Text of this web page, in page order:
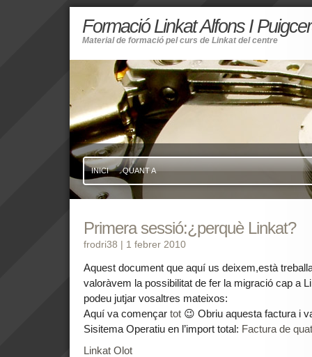
Formació Linkat Alfons I
Material de formació pel curs de Linkat del centre
INICI QUANT A
Primera sessió:¿perquè Linkat?
frodri38 | 1 febrer 2010
Aquest document que aquí us deixem,està
valoràvem la possibilitat de fer la migració cap a
podeu jutjar vosaltres mateixos:
Aquí va començar tot 😉 Obriu aquesta factura i
Sisitema Operatiu en l’import total: Factura de
Linkat Olot